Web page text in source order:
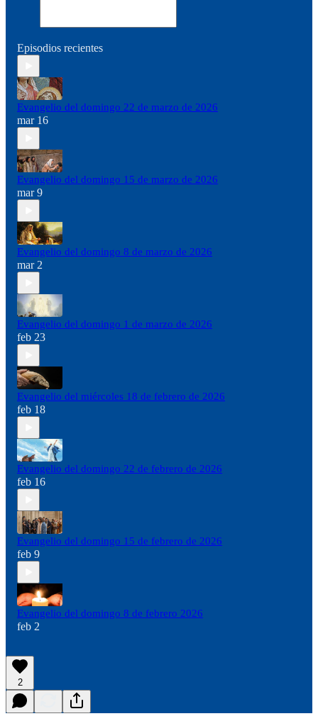
Episodios recientes
Evangelio del domingo 22 de marzo de 2026
mar 16
Evangelio del domingo 15 de marzo de 2026
mar 9
Evangelio del domingo 8 de marzo de 2026
mar 2
Evangelio del domingo 1 de marzo de 2026
feb 23
Evangelio del miércoles 18 de febrero de 2026
feb 18
Evangelio del domingo 22 de febrero de 2026
feb 16
Evangelio del domingo 15 de febrero de 2026
feb 9
Evangelio del domingo 8 de febrero 2026
feb 2
2